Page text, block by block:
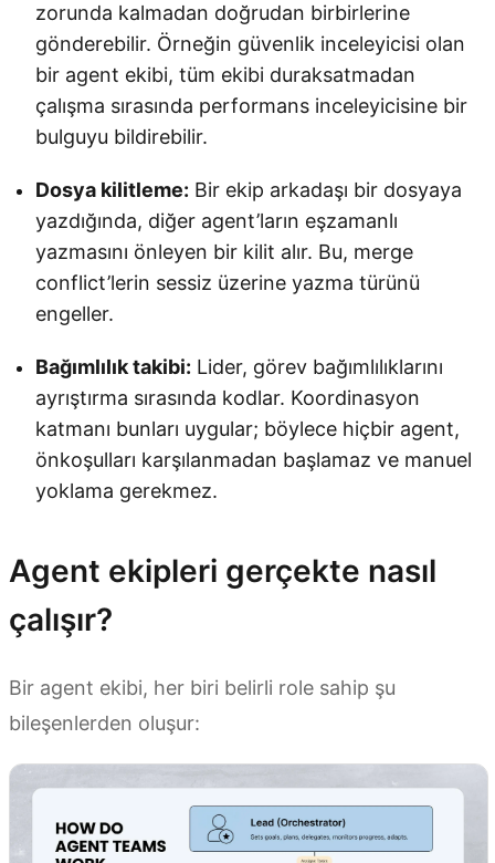
zorunda kalmadan doğrudan birbirlerine
gönderebilir. Örneğin güvenlik inceleyicisi olan
bir agent ekibi, tüm ekibi duraksatmadan
çalışma sırasında performans inceleyicisine bir
bulguyu bildirebilir.
Dosya kilitleme: Bir ekip arkadaşı bir dosyaya
yazdığında, diğer agent’ların eşzamanlı
yazmasını önleyen bir kilit alır. Bu, merge
conflict’lerin sessiz üzerine yazma türünü
engeller.
Bağımlılık takibi: Lider, görev bağımlılıklarını
ayrıştırma sırasında kodlar. Koordinasyon
katmanı bunları uygular; böylece hiçbir agent,
önkoşulları karşılanmadan başlamaz ve manuel
yoklama gerekmez.
Agent ekipleri gerçekte nasıl
çalışır?
Bir agent ekibi, her biri belirli role sahip şu
bileşenlerden oluşur: